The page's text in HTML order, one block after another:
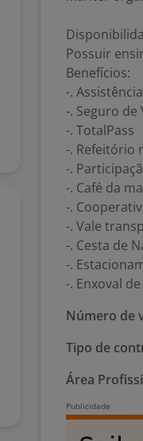
Possuir
Benefícios:
-.
-. Seguro de
-. TotalPass
-. Refeitório
-.
-. Café da
-.
-. Vale
-. Cesta de
-.
-. Enxoval
Número de
Tipo de
Área